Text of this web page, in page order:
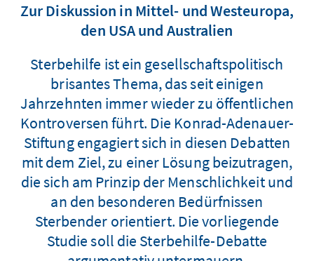
Zur Diskussion in Mittel- und Westeuropa,
den USA und Australien
Sterbehilfe ist ein gesellschaftspolitisch
brisantes Thema, das seit einigen
Jahrzehnten immer wieder zu öffentlichen
Kontroversen führt. Die Konrad-Adenauer-
Stiftung engagiert sich in diesen Debatten
mit dem Ziel, zu einer Lösung beizutragen,
die sich am Prinzip der Menschlichkeit und
an den besonderen Bedürfnissen
Sterbender orientiert. Die vorliegende
Studie soll die Sterbehilfe-Debatte